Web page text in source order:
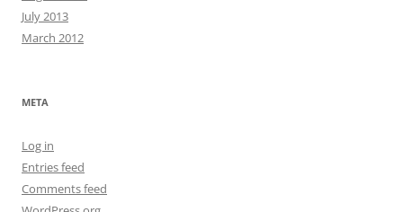
July 2013
March 2012
META
Log in
Entries feed
Comments feed